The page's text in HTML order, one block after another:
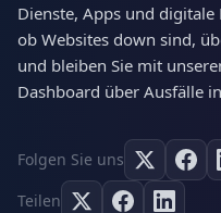
Dienste, Apps und digitale
ob Websites down sind,
und bleiben Sie mit
Dashboard über Ausfälle
Folgen Sie uns
Teilen